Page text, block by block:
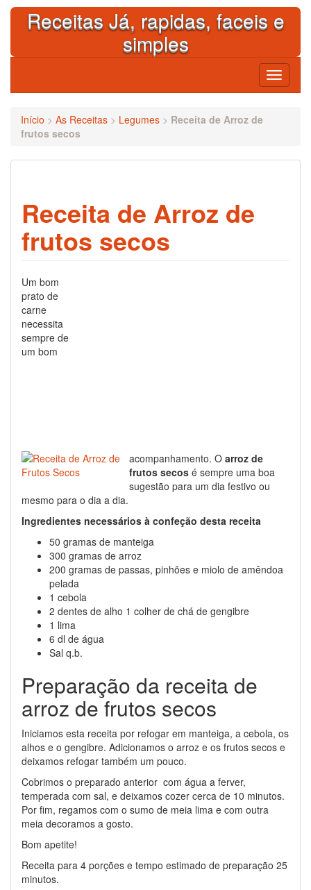
Skip
contentReceitas Já, rapidas, faceis e
simples
Toggle
Início > As Receitas > Legumes > Receita de Arroz de
frutos secos
Receita de Arroz de
frutos secos
Um bom
prato de
carne
necessita
sempre de
um bom
acompanhamento. O arroz de
frutos secos é sempre uma boa
sugestão para um dia festivo ou
mesmo para o dia a dia.
Ingredientes necessários à confeção desta receita
50 gramas de manteiga
300 gramas de arroz
200 gramas de passas, pinhões e miolo de amêndoa
pelada
1 cebola
2 dentes de alho 1 colher de chá de gengibre
1 lima
6 dl de água
Sal q.b.
Preparação da receita de
arroz de frutos secos
Iniciamos esta receita por refogar em manteiga, a cebola, os
alhos e o gengibre. Adicionamos o arroz e os frutos secos e
deixamos refogar também um pouco.
Cobrimos o preparado anterior com água a ferver,
temperada com sal, e deixamos cozer cerca de 10 minutos.
Por fim, regamos com o sumo de meia lima e com outra
meia decoramos a gosto.
Bom apetite!
Receita para 4 porções e tempo estimado de preparação 25
minutos.